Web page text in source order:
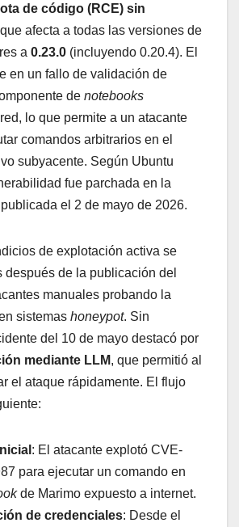
de código (RCE) sin
que afecta a todas las versiones de
a 0.23.0 (incluyendo 0.20.4). El
en un fallo de validación de
de notebooks
lo que permite a un atacante
comandos arbitrarios en el
subyacente. Según Ubuntu
fue parchada en la
publicada el 2 de mayo de 2026.
de explotación activa se
después de la publicación del
manuales probando la
sistemas honeypot. Sin
del 10 de mayo destacó por
mediante LLM, que permitió al
el ataque rápidamente. El flujo
: El atacante explotó CVE-
para ejecutar un comando en
de Marimo expuesto a internet.
de credenciales: Desde el